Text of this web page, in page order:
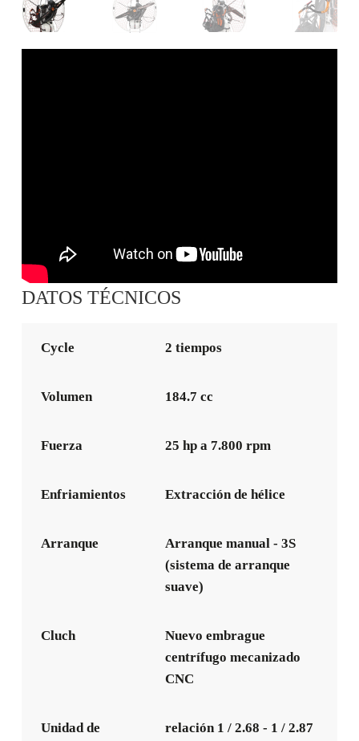
DATOS TÉCNICOS
Cycle 2 tiempos
Volumen 184.7 cc
Fuerza 25 hp a 7.800 rpm
Enfriamientos Extracción de hélice
Arranque
Arranque manual - 3S
(sistema de arranque
suave)
Cluch
Nuevo embrague
centrífugo mecanizado
CNC
Unidad de
relación 1 / 2.68 - 1 / 2.87